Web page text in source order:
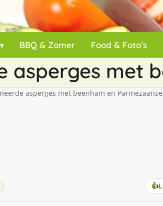
BBQ & Zomer Food & Foto’s
asperges met
asperges met beenham en
👍